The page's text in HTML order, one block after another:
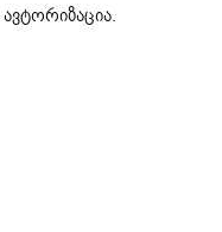
ავტორიზაცია.